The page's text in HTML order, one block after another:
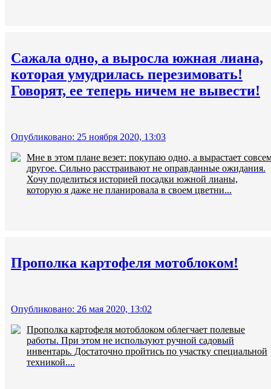
Сажала одно, а выросла южная лиана,
которая умудрилась перезимовать!
Говорят, ее теперь ничем не вывести!
Опубликовано: 25 ноября 2020, 13:03
Мне в этом плане везет: покупаю одно, а вырастает
другое. Сильно расстраивают не оправданные ожидания.
Хочу поделиться историей посадки южной лианы,
которую я даже не планировала в своем цветни...
Прополка картофеля мотоблоком!
Опубликовано: 26 мая 2020, 13:02
Прополка картофеля мотоблоком облегчает полевые
работы. При этом не используют ручной садовый
инвентарь. Достаточно пройтись по участку специальной
техникой....